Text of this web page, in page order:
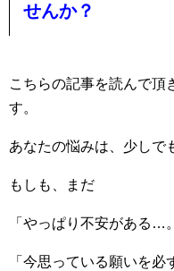
せんか？
こちらの記事を読んで頂
す。
あなたの悩みは、少しで
もしも、まだ
「やっぱり不安がある…
「今思っている願いを必